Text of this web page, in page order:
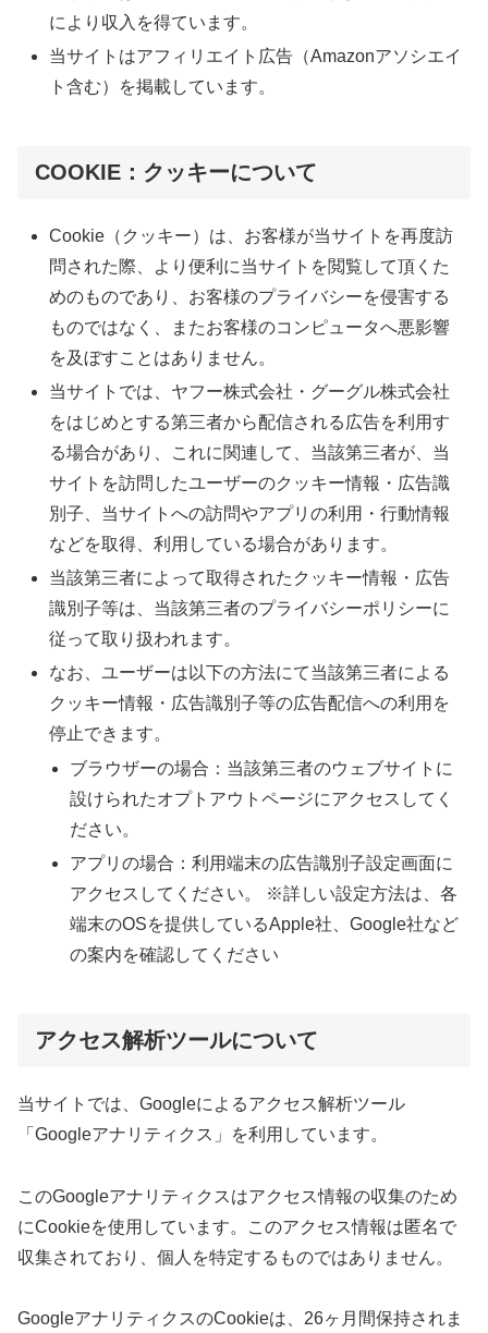
により収入を得ています。
当サイトはアフィリエイト広告（Amazonアソシエイ
ト含む）を掲載しています。
COOKIE：クッキーについて
Cookie（クッキー）は、お客様が当サイトを再度訪
問された際、より便利に当サイトを閲覧して頂くた
めのものであり、お客様のプライバシーを侵害する
ものではなく、またお客様のコンピュータへ悪影響
を及ぼすことはありません。
当サイトでは、ヤフー株式会社・グーグル株式会社
をはじめとする第三者から配信される広告を利用す
る場合があり、これに関連して、当該第三者が、当
サイトを訪問したユーザーのクッキー情報・広告識
別子、当サイトへの訪問やアプリの利用・行動情報
などを取得、利用している場合があります。
当該第三者によって取得されたクッキー情報・広告
識別子等は、当該第三者のプライバシーポリシーに
従って取り扱われます。
なお、ユーザーは以下の方法にて当該第三者による
クッキー情報・広告識別子等の広告配信への利用を
停止できます。
ブラウザーの場合：当該第三者のウェブサイトに
設けられたオプトアウトページにアクセスしてく
ださい。
アプリの場合：利用端末の広告識別子設定画面に
アクセスしてください。 ※詳しい設定方法は、各
端末のOSを提供しているApple社、Google社など
の案内を確認してください
アクセス解析ツールについて
当サイトでは、Googleによるアクセス解析ツール
「Googleアナリティクス」を利用しています。
このGoogleアナリティクスはアクセス情報の収集のため
にCookieを使用しています。このアクセス情報は匿名で
収集されており、個人を特定するものではありません。
GoogleアナリティクスのCookieは、26ヶ月間保持されま